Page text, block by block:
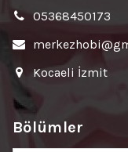
05368450173
Kocaeli İzmit
Bölümler